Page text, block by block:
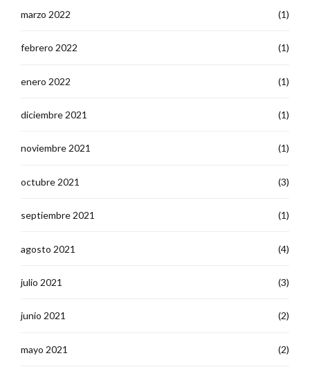
marzo 2022 (1)
febrero 2022 (1)
enero 2022 (1)
diciembre 2021 (1)
noviembre 2021 (1)
octubre 2021 (3)
septiembre 2021 (1)
agosto 2021 (4)
julio 2021 (3)
junio 2021 (2)
mayo 2021 (2)